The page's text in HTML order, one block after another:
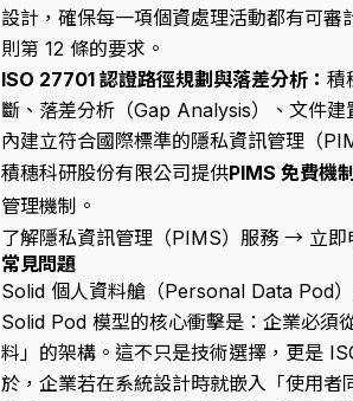
設計，確保每一項個資處理活動都有可
則第 12 條的要求。
ISO 27701 認證路徑規劃與落差分析： 積
斷、落差分析（Gap Analysis）、文件
內建立符合國際標準的隱私資訊管理（
積穗科研股份有限公司提供PIMS 免費機
管理機制。
了解隱私資訊管理（PIMS）服務 → 立
常見問題
Solid 個人資料艙（Personal Data Pod
Solid Pod 模型的核心衝擊是：企業必須
料」的架構。這不只是技術選擇，更是
於，企業若在系統設計時就嵌入「使用